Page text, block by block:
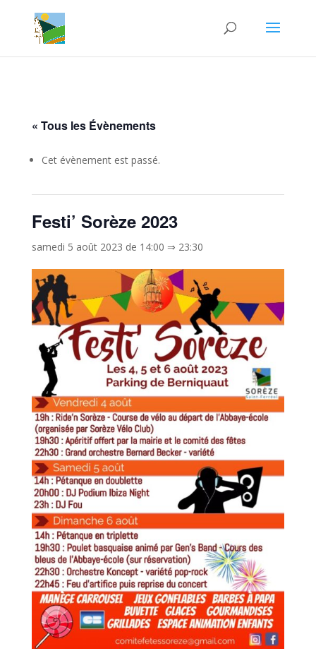
« Tous les Évènements
Cet évènement est passé.
Festi’ Sorèze 2023
samedi 5 août 2023 de 14:00 ⇒ 23:30